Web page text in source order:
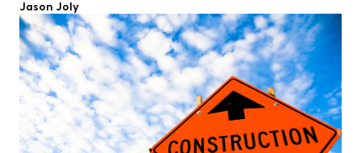
Jason Joly